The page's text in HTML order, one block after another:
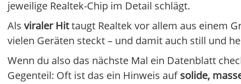
jeweilige Realtek-Chip im Detail schlägt.
Als viraler Hittaugt Realtek vor allem aus einem
vielen Geräten steckt – und damit auch still und
Wenn du also das nächste Mal ein Datenblatt
Gegenteil: Oft ist das ein Hinweis aufsolide,